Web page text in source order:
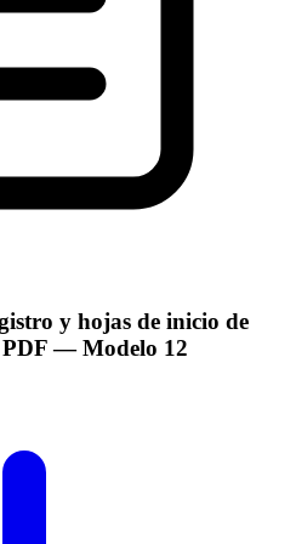
y hojas de inicio de
— Modelo 12